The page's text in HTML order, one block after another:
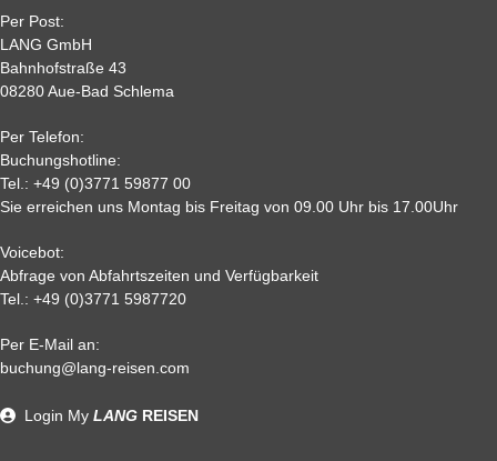
7
2
Nichtantritt
Alle weiteren Stronierungsbedingungen entnehmen Sie bitte
unseren AGB. Wir empfehlen Ihnen den Abschluss einer
Reiserücktrittskostenversicherung
Per Post:
LANG GmbH
Bahnhofstraße 43
08280 Aue-Bad Schlema
Per Telefon:
Buchungshotline:
Tel.: +49 (0)3771 59877 00
Sie erreichen uns Montag bis Freitag von 09.00 Uhr bis 17.00Uhr
Voicebot:
Abfrage von Abfahrtszeiten und Verfügbarkeit
Tel.: +49 (0)3771 5987720
Per E-Mail an:
buchung@lang-reisen.com
Login My LANG REISEN